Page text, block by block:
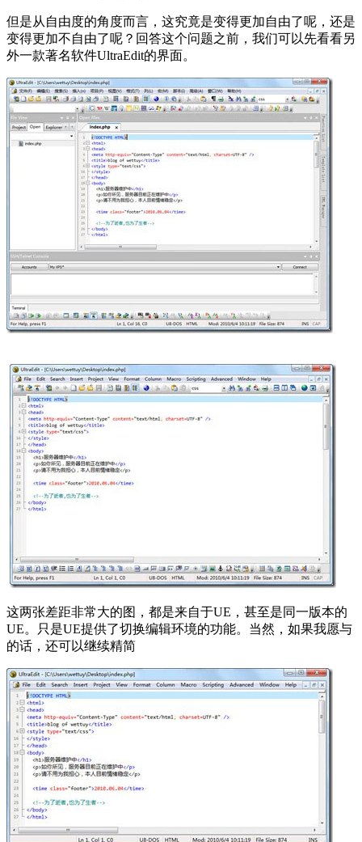
但是从自由度的角度而言，这究竟是变得更加自由了呢，还是
变得更加不自由了呢？回答这个问题之前，我们可以先看看另
外一款著名软件UltraEdit的界面。
这两张差距非常大的图，都是来自于UE，甚至是同一版本的
UE。只是UE提供了切换编辑环境的功能。当然，如果我愿与
的话，还可以继续精简